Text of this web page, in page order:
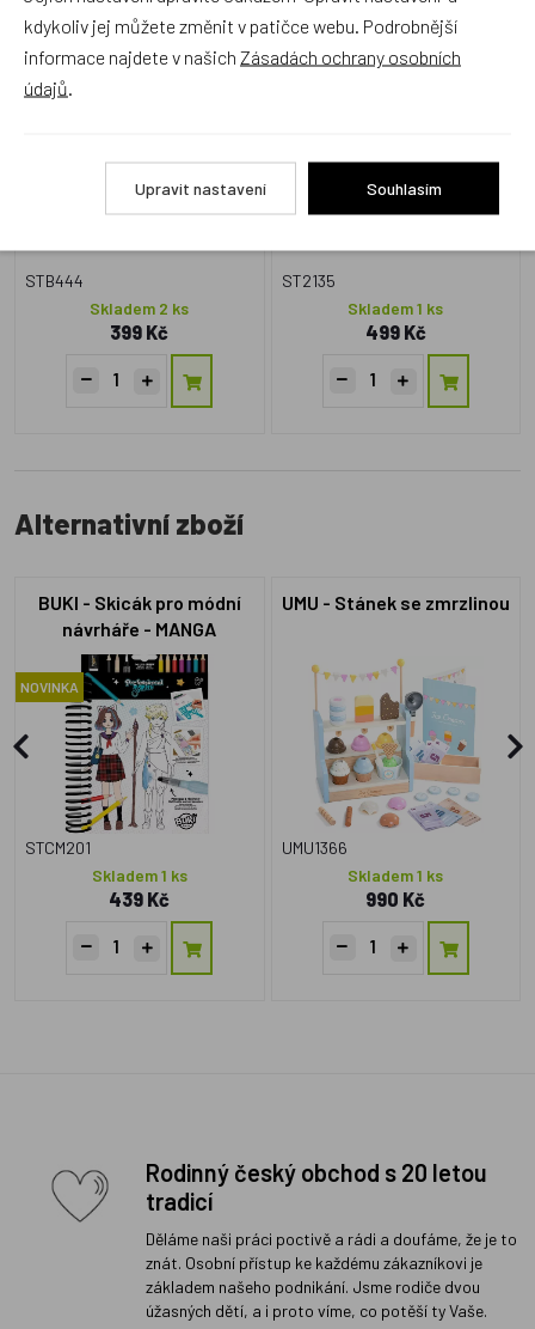
BUKI Vykopávka Tajemná
pyramida
STB444
Skladem 2 ks
399 Kč
BUKI DINO box 25
překvapení
ST2135
Skladem 1 ks
499 Kč
Alternativní zboží
BUKI - Skicák pro módní
návrháře - MANGA
NOVINKA
STCM201
Skladem 1 ks
439 Kč
UMU - Stánek se zmrzlinou
UMU1366
Skladem 1 ks
990 Kč
Rodinný český obchod s 20 letou
tradicí
Děláme naši práci poctivě a rádi a doufáme, že je to
znát. Osobní přístup ke každému zákazníkovi je
základem našeho podnikání. Jsme rodiče dvou
úžasných dětí, a i proto víme, co potěší ty Vaše.
kdykoliv jej můžete změnit v patičce webu. Podrobnější
informace najdete v našich Zásadách ochrany osobních
údajů
Upravit nastavení Souhlasím